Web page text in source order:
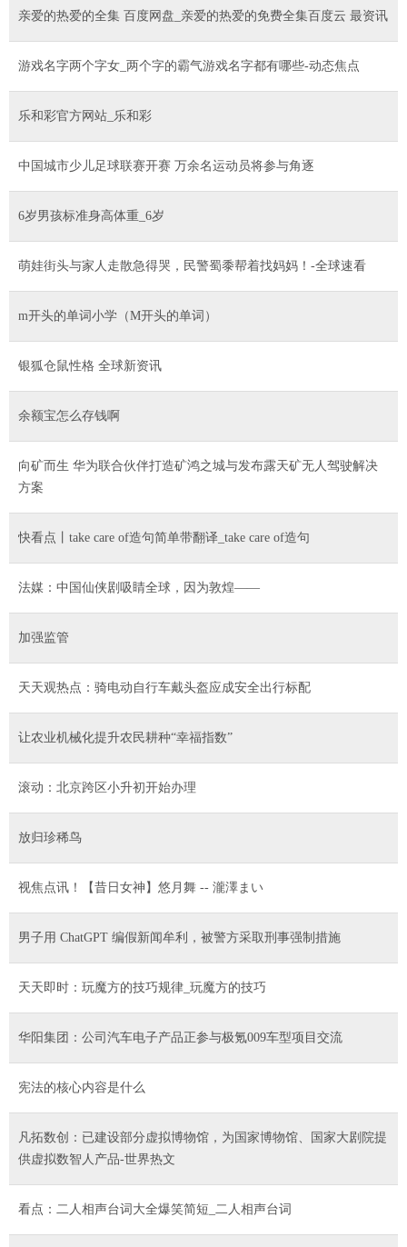
亲爱的热爱的全集 百度网盘_亲爱的热爱的免费全集百度云 最资讯
游戏名字两个字女_两个字的霸气游戏名字都有哪些-动态焦点
乐和彩官方网站_乐和彩
中国城市少儿足球联赛开赛 万余名运动员将参与角逐
6岁男孩标准身高体重_6岁
萌娃街头与家人走散急得哭，民警蜀黍帮着找妈妈！-全球速看
m开头的单词小学（M开头的单词）
银狐仓鼠性格 全球新资讯
余额宝怎么存钱啊
向矿而生 华为联合伙伴打造矿鸿之城与发布露天矿无人驾驶解决
方案
快看点丨take care of造句简单带翻译_take care of造句
法媒：中国仙侠剧吸睛全球，因为敦煌——
加强监管
天天观热点：骑电动自行车戴头盔应成安全出行标配
让农业机械化提升农民耕种“幸福指数”
滚动：北京跨区小升初开始办理
放归珍稀鸟
视焦点讯！【昔日女神】悠月舞 -- 瀧澤まい
男子用 ChatGPT 编假新闻牟利，被警方采取刑事强制措施
天天即时：玩魔方的技巧规律_玩魔方的技巧
华阳集团：公司汽车电子产品正参与极氪009车型项目交流
宪法的核心内容是什么
凡拓数创：已建设部分虚拟博物馆，为国家博物馆、国家大剧院提
供虚拟数智人产品-世界热文
看点：二人相声台词大全爆笑简短_二人相声台词